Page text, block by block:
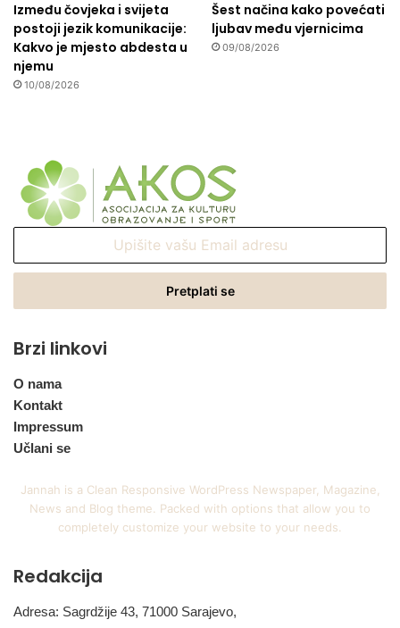
Između čovjeka i svijeta
postoji jezik komunikacije:
Kakvo je mjesto abdesta u
njemu
10/08/2026
Šest načina kako povećati
ljubav među vjernicima
09/08/2026
Email
Brzi linkovi
O nama
Kontakt
Impressum
Učlani se
Jannah is a Clean Responsive WordPress Newspaper, Magazine,
News and Blog theme. Packed with options that allow you to
completely customize your website to your needs.
Redakcija
Adresa: Sagrdžije 43, 71000 Sarajevo,